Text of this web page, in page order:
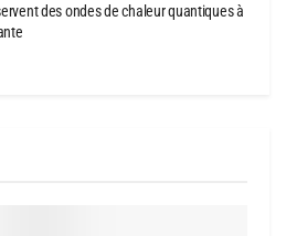
des ondes de chaleur quantiques à